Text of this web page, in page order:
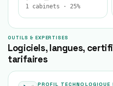
1 cabinets · 25%
OUTILS & EXPERTISES
Logiciels, langues,
tarifaires
PROFIL TECHNOLOGIQUE